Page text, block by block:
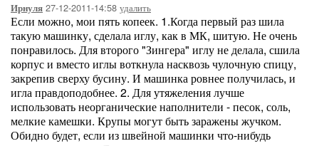
Ирнуля 27-12-2011-14:58 удалить
Если можно, мои пять копеек. 1.Когда первый раз шила
такую машинку, сделала иглу, как в МК, шитую. Не очень
понравилось. Для второго "Зингера" иглу не делала, сшила
корпус и вместо иглы воткнула насквозь чулочную спицу,
закрепив сверху бусину. И машинка ровнее получилась, и
игла правдоподобнее. 2. Для утяжеления лучше
использовать неорганические наполнители - песок, соль,
мелкие камешки. Крупы могут быть заражены жучком.
Обидно будет, если из швейной машинки что-нибудь